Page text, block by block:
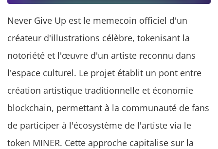
Never Give Up est le memecoin officiel d'un
créateur d'illustrations célèbre, tokenisant la
notoriété et l'œuvre d'un artiste reconnu dans
l'espace culturel. Le projet établit un pont entre
création artistique traditionnelle et économie
blockchain, permettant à la communauté de fans
de participer à l'écosystème de l'artiste via le
token MINER. Cette approche capitalise sur la